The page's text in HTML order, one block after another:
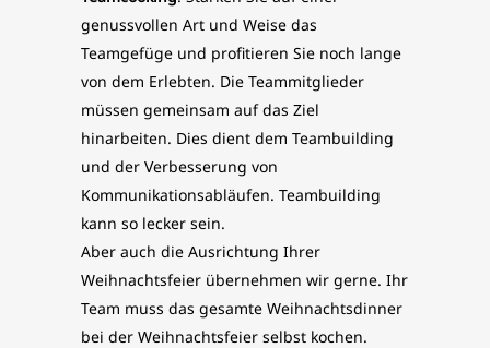
genussvollen Art und Weise das
Teamgefüge und profitieren Sie noch lange
von dem Erlebten. Die Teammitglieder
müssen gemeinsam auf das Ziel
hinarbeiten. Dies dient dem Teambuilding
und der Verbesserung von
Kommunikationsabläufen. Teambuilding
kann so lecker sein.
Aber auch die Ausrichtung Ihrer
Weihnachtsfeier übernehmen wir gerne. Ihr
Team muss das gesamte Weihnachtsdinner
bei der Weihnachtsfeier selbst kochen.